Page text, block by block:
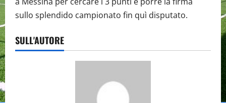
sullo splendido campionato fin quì disputato.
SULL'AUTORE